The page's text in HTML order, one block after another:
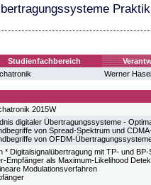
Studienfachbereich
Werner
2015W
digitaler Übertragungssysteme -
von Spread-Spektrum und
von OFDM-
* Digitalsignalübertragung mit TP- und
Empfänger als Maximum-Likelihood
Modulationsverfahren